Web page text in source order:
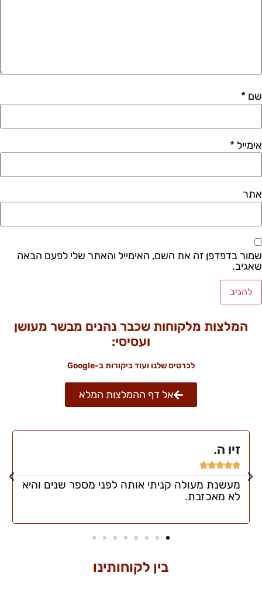
שם *
אימייל *
אתר
שמור בדפדפן זה את השם, האימייל והאתר שלי לפעם הבאה
שאגיב.
המלצות מלקוחות שכבר נהנים מבשר מעושן
ועסיסי:
לכרטיס שלנו ועוד ביקורות ב-Google
אל דף ההמלצות המלא
זיו ה.





מעשנת מעולה קניתי אותה לפני מספר שנים והיא
לא מאכזבת.
בין לקוחותינו